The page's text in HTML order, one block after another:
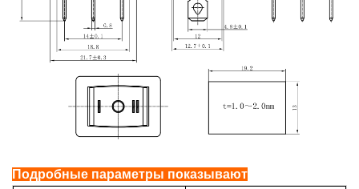
Подробные параметры показывают